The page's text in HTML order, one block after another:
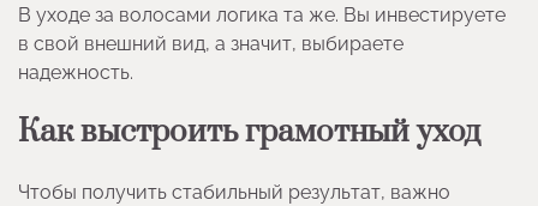
В уходе за волосами логика та же. Вы инвестируете
в свой внешний вид, а значит, выбираете
надежность.
Как выстроить грамотный уход
Чтобы получить стабильный результат, важно